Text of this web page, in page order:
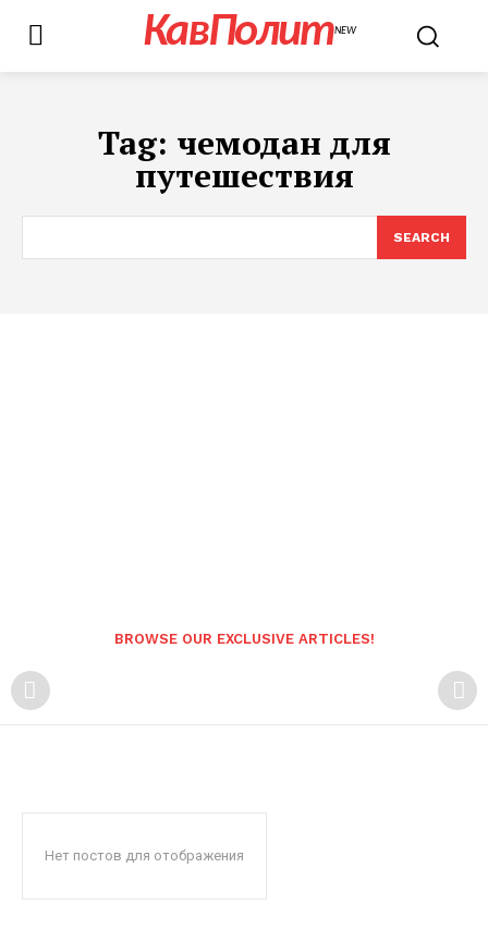
КавПолитNEW
Tag: чемодан для
путешествия
SEARCH
BROWSE OUR EXCLUSIVE ARTICLES!
Нет постов для отображения